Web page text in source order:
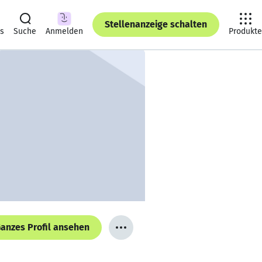
Suche Anmelden
Stellenanzeige schalten
Produkte
Profil ansehen